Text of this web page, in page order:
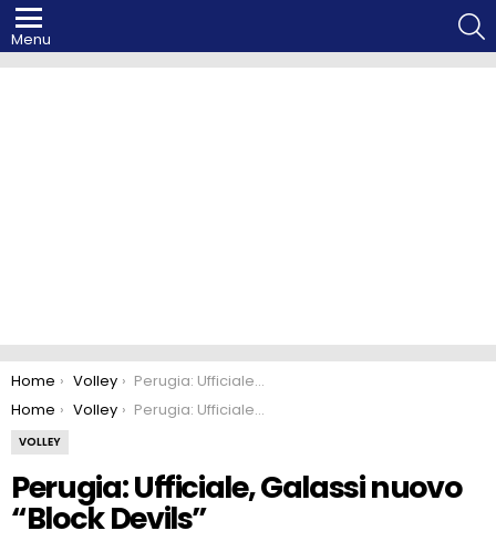
Menu
You are here:
Home Volley
Perugia: Ufficiale, Galassi nuovo “Block Devils”
You are here:
Home Volley Perugia: Ufficiale, Galassi nuovo “Block Devils”
VOLLEY
Perugia: Ufficiale, Galassi nuovo
“Block Devils”